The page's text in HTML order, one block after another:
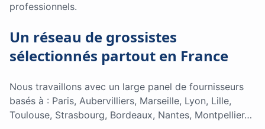
professionnels.
Un réseau de grossistes
sélectionnés partout en France
Nous travaillons avec un large panel de fournisseurs
basés à : Paris, Aubervilliers, Marseille, Lyon, Lille,
Toulouse, Strasbourg, Bordeaux, Nantes, Montpellier…